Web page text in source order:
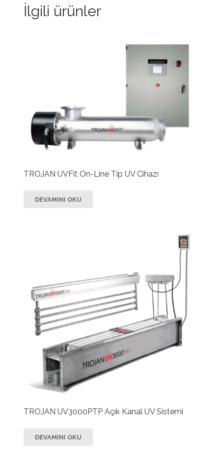
İlgili ürünler
TROJAN UVFit On-Line Tip UV Cihazı
DEVAMINI OKU
TROJAN UV3000PTP Açık Kanal UV Sistemi
DEVAMINI OKU